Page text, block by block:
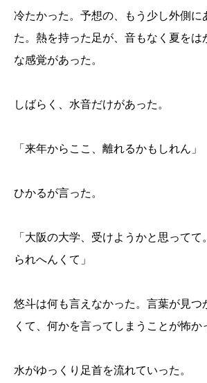
冷たかった。予想の、もう少し外側に
た。熱を持った足が、音もなく夏をは
な感覚があった。
しばらく、水音だけがあった。
「来年からここ、離れるかもしれん」
ひかるが言った。
「大阪の大学、受けようかと思って
られへんくて」
悠斗は何も言えなかった。言葉が見つ
くて、何かを言ってしまうことが怖か
水がゆっくり足首を流れていった。